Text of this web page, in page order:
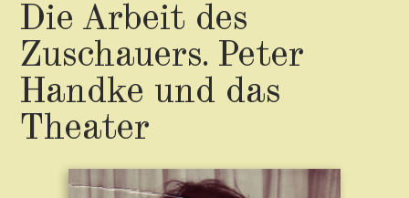
Die Arbeit des
Zuschauers. Peter
Handke und das
Theater